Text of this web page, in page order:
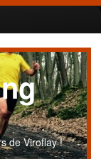
de Viroflay !